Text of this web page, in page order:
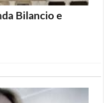
Bilancio e